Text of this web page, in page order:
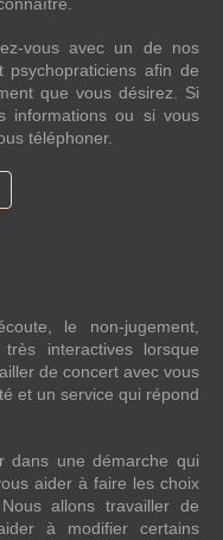
vous avec un de nos
psychopraticiens afin de
que vous désirez. Si
informations ou si vous
téléphoner.
le non-jugement,
interactives lorsque
de concert avec vous
et un service qui répond
dans une démarche qui
aider à faire les choix
allons travailler de
à modifier certains